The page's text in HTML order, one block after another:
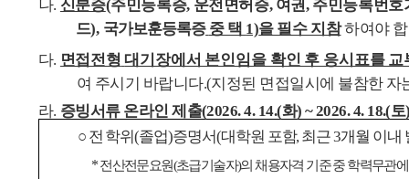
나. 신분증(주민등록증, 운전면허증, 여권, 주민등록번호
드), 국가보훈등록증 중 택 1)을 필수 지참하여야
다. 면접전형 대기장에서 본인임을 확인 후 응시표를 교
여 주시기 바랍니다.(지정된 면접일시에 불참한 자
라. 증빙서류 온라인 제출(2026. 4. 14.(화) ~ 2026. 4. 18.(토
○ 전 학위(졸업)증명서(대학원 포함, 최근3개월 이내
*전산전문요원(초급기술자)의 채용자격 기준 중 학력무관